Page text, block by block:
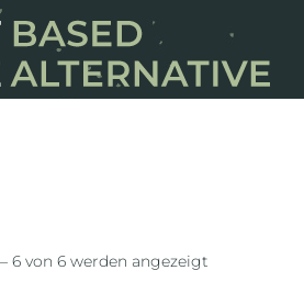
6 von 6 werden angezeigt